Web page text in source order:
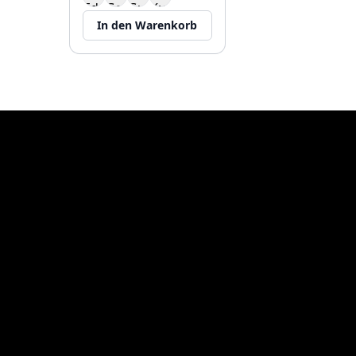
In den Warenkorb